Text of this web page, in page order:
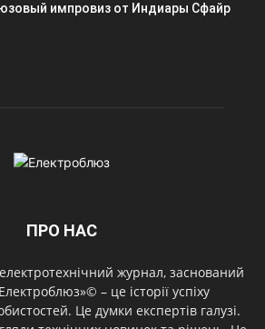
импровиз от Индиары Сфайр
ПРО НАС
журнал, заснований
– це історії успіху
Це думки експертів галузі.